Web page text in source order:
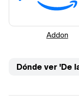
Addon
Dónde ver 'De